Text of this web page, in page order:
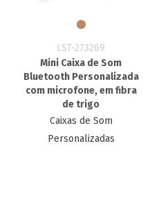
LST-273269
Mini Caixa de Som
Bluetooth Personalizada
com microfone, em fibra
de trigo
Caixas de Som
Personalizadas